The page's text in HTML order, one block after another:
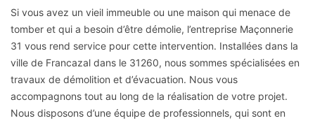
Si vous avez un vieil immeuble ou une maison qui menace de
tomber et qui a besoin d’être démolie, l’entreprise Maçonnerie
31 vous rend service pour cette intervention. Installées dans la
ville de Francazal dans le 31260, nous sommes spécialisées en
travaux de démolition et d’évacuation. Nous vous
accompagnons tout au long de la réalisation de votre projet.
Nous disposons d’une équipe de professionnels, qui sont en